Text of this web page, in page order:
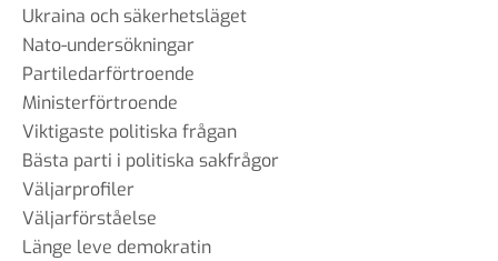
Ukraina och säkerhetsläget
Nato-undersökningar
Partiledarförtroende
Ministerförtroende
Viktigaste politiska frågan
Bästa parti i politiska sakfrågor
Väljarprofiler
Väljarförståelse
Länge leve demokratin